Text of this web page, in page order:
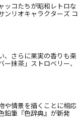
ッコたちが昭和レトロな
ンリオキャラクターズ コ
、さらに果実の香りも楽
ー抹茶」ストロベリー、
や情景を描くことに相応
鉛筆『色辞典』が新発